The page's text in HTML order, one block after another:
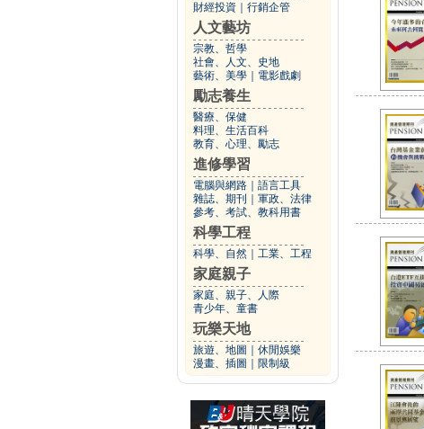
財經投資 行銷企管
人文藝坊
宗教、哲學
社會、人文、史地
藝術、美學
電影戲劇
勵志養生
醫療、保健
料理、生活百科
教育、心理、勵志
進修學習
電腦與網路
語言工具
雜誌、期刊
軍政、法律
參考、考試、教科用書
科學工程
科學、自然 工業、工程
家庭親子
家庭、親子、人際
青少年、童書
玩樂天地
旅遊、地圖
休閒娛樂
漫畫、插圖
限制級